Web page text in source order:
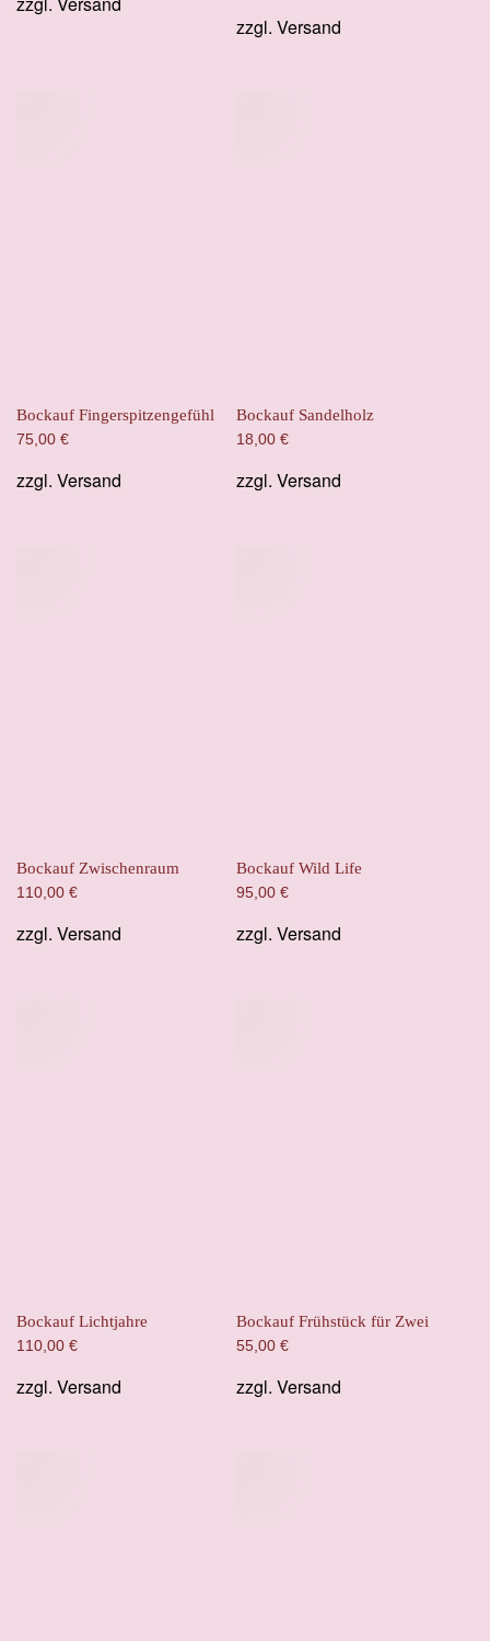
zzgl. Versand
Bockauf Fingerspitzengefühl
75,00 €
zzgl. Versand
Bockauf Sandelholz
18,00 €
zzgl. Versand
Bockauf Zwischenraum
110,00 €
zzgl. Versand
Bockauf Wild Life
95,00 €
zzgl. Versand
Bockauf Lichtjahre
110,00 €
zzgl. Versand
Bockauf Frühstück für Zwei
55,00 €
zzgl. Versand